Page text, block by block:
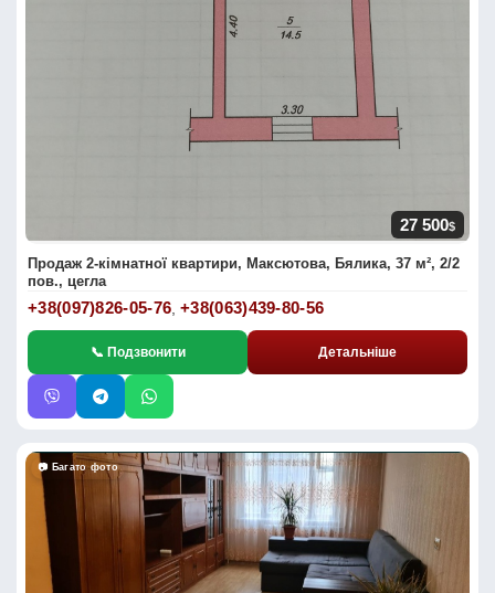
27 500$
Продаж 2-кімнатної квартири, Максютова, Бялика, 37 м², 2/2
пов., цегла
+38(097)826-05-76 ,+38(063)439-80-56
📞 Подзвонити Детальніше
📷 Багато фото